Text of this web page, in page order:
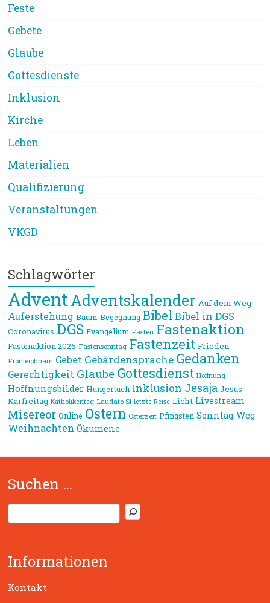
Feste
Gebete
Glaube
Gottesdienste
Inklusion
Kirche
Leben
Materialien
Qualifizierung
Veranstaltungen
VKGD
Schlagwörter
AdventAdventskalender Auf dem Weg
Auferstehung Baum Begegnung Bibel Bibel in DGS
Coronavirus DGS Evangelium Fasten Fastenaktion
Fastenaktion 2026 Fastensonntag Fastenzeit Frieden
Fronleichnam Gebet Gebärdensprache Gedanken
Gerechtigkeit Glaube Gottesdienst Hoffnung
Hoffnungsbilder Hungertuch Inklusion Jesaja Jesus
Karfreitag Katholikentag Laudato Si letzte Reise Licht Livestream
Misereor Online Ostern Osterzeit Pfingsten Sonntag Weg
Weihnachten Ökumene
Suchen …
u
e
n
Informationen
Kontakt